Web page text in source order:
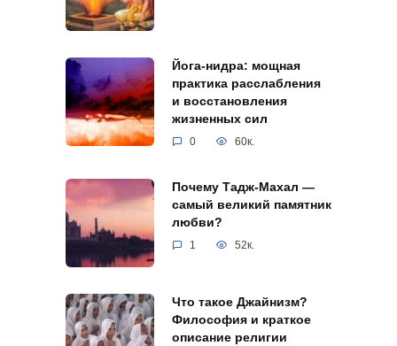
Йога-нидра: мощная
практика расслабления
и восстановления
жизненных сил
0 60к.
Почему Тадж-Махал —
самый великий памятник
любви?
1 52к.
Что такое Джайнизм?
Философия и краткое
описание религии